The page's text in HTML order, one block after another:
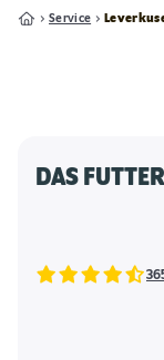
Service
DAS